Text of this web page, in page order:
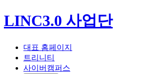
LINC3.0 사업단
대표 홈페이지
트리니티
사이버캠퍼스